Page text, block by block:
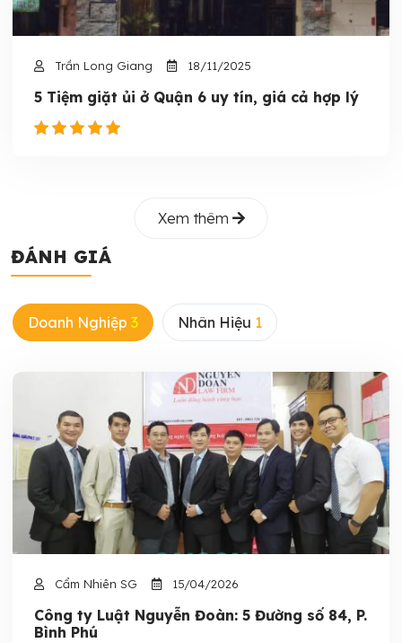
Trần Long Giang 18/11/2025
5 Tiệm giặt ủi ở Quận 6 uy tín, giá cả hợp lý
Xem thêm
ĐÁNH GIÁ
Doanh Nghiệp 3 Nhân Hiệu 1
Cẩm Nhiên SG 15/04/2026
Công ty Luật Nguyễn Đoàn: 5 Đường số 84, P.
Bình Phú